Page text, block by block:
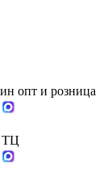
опт и розница
ТЦ